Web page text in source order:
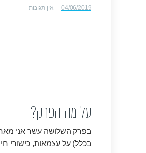
04/06/2019 אין תגובות
על מה הפרק?
בפרק השלושה עשר אני
בכלל) על עצמאות, כישורי